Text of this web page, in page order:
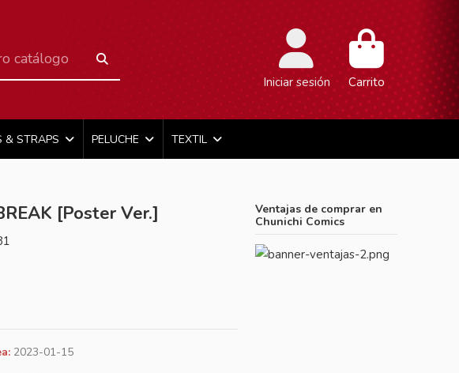
Iniciar sesión Carrito
& STRAPS PELUCHE TEXTIL
[Poster Ver.]
2023-01-15
Ventajas de comprar en
Chunichi Comics